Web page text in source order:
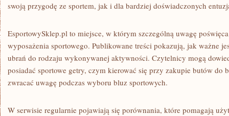
swoją przygodę ze sportem, jak i dla bardziej doświadczonych
EsportowySklep.pl to miejsce, w którym szczególną uwagę
wyposażenia sportowego. Publikowane treści pokazują, jak ważne
ubrań do rodzaju wykonywanej aktywności. Czytelnicy mogą
posiadać sportowe getry, czym kierować się przy zakupie butów do
zwracać uwagę podczas wyboru bluz sportowych.
W serwisie regularnie pojawiają się porównania, które pomagają